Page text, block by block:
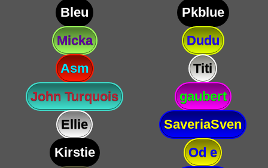
Bleu
Pkblue
Micka
Dudu
Asm
Titi
John Turquois
gaubert
Ellie
SaveriaSven
Kirstie
Od e